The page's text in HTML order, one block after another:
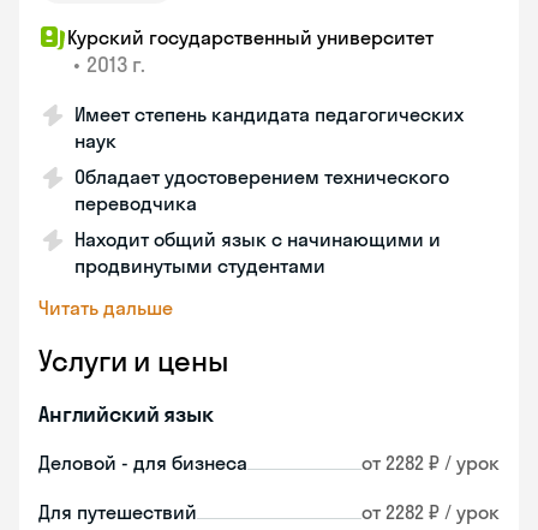
Курский государственный университет
• 2013 г.
Имеет степень кандидата педагогических
наук
Обладает удостоверением технического
переводчика
Находит общий язык с начинающими и
продвинутыми студентами
Читать дальше
Услуги и цены
Английский язык
Деловой - для бизнеса от 2282 ₽ / урок
Для путешествий от 2282 ₽ / урок